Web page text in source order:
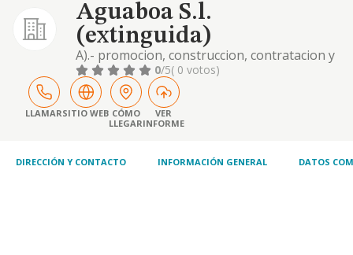
Aguaboa S.l.
(extinguida)
A).- promocion, construccion, contratacion y
ejecucion de toda clase de edificios y obras,
incluso de proteccion oficial, directamente o
a traves de subcontrata, publicas o privadas.
b).-toda clase de trabajos de albanil
0/5( 0 votos)
LLAMARSITIO WEB CÓMO
LLEGAR
VER
INFORME
DIRECCIÓN Y CONTACTO INFORMACIÓN GENERAL DATOS